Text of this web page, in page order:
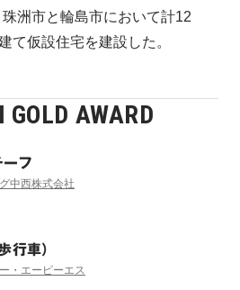
洲市と輪島市において計12
て仮設住宅を建設した。
GOLD AWARD
フ
中西株式会社
行車）
・エーピーエス